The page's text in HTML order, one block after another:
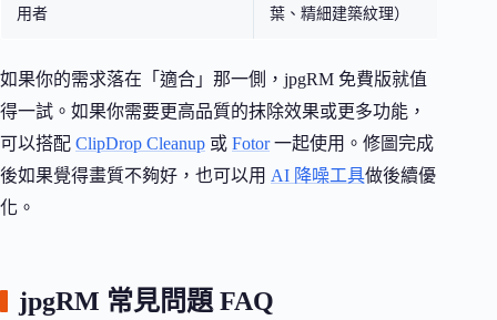
用者
葉、精細建築紋理）
如果你的需求落在「適合」那一側，jpgRM 免費版就值
得一試。如果你需要更高品質的抹除效果或更多功能，
可以搭配 ClipDrop Cleanup 或 Fotor一起使用。修圖完成
後如果覺得畫質不夠好，也可以用 AI 降噪工具做後續優
化。
jpgRM 常見問題 FAQ